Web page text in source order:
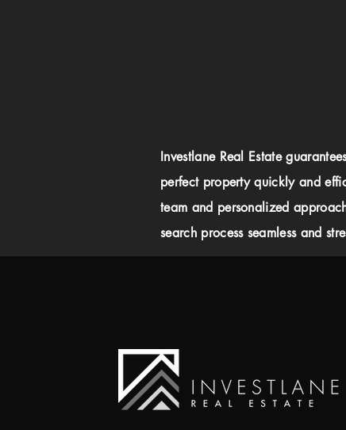
Investlane Real Estate
perfect property quickly and
team and personalized
search process seamless and